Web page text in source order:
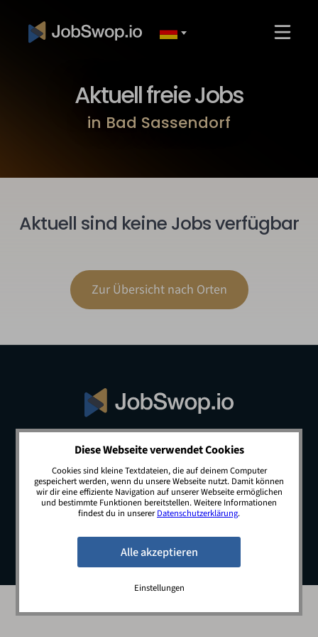
Aktuell freie Jobs
in Bad Sassendorf
Aktuell sind keine Jobs verfügbar
Zur Übersicht nach Orten
© 2026 JobSwop.io · All rights reserved.
Blog Jobs Newsletter
Kontakt
Preise
Impressum Datenschutz
Diese Webseite verwendet Cookies
Cookies sind kleine Textdateien, die auf deinem Computer
gespeichert werden, wenn du unsere Webseite nutzt. Damit können
wir dir eine effiziente Navigation auf unserer Webseite ermöglichen
und bestimmte Funktionen bereitstellen. Weitere Informationen
findest du in unsererDatenschutzerklärung.
Einstellungen